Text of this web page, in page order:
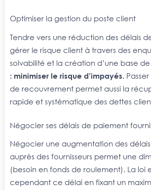
Optimiser la gestion du poste client
Tendre vers une réduction des délais
gérer le risque client à travers des
solvabilité et la création d’une base
: minimiser le risque d’impayés.
de recouvrement permet aussi la
rapide et systématique des dettes
Négocier ses délais de paiement
Négocier une augmentation des
auprès des fournisseurs permet une
(besoin en fonds de roulement). La loi
cependant ce délai en fixant un